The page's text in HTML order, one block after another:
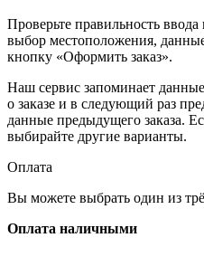
Проверьте правильность
выбор местоположения,
кнопку «Оформить заказ».
Наш сервис запоминает
о заказе и в следующий раз
данные предыдущего заказа.
выбирайте другие варианты.
Оплата
Вы можете выбрать один из
Оплата наличными